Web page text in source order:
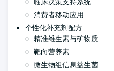
消费者移动应用
个性化补充剂配方
精准维生素与矿物质
靶向营养素
微生物组信息益生菌